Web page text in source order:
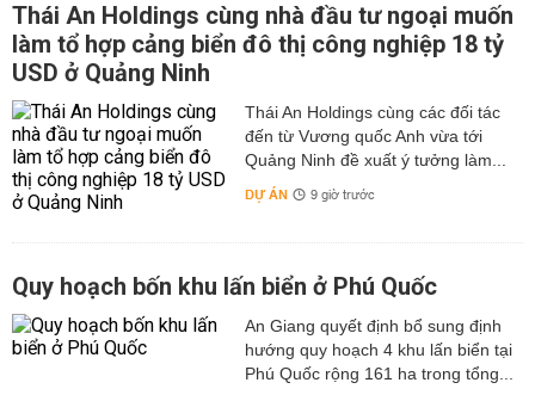
Thái An Holdings cùng nhà đầu tư ngoại muốn
làm tổ hợp cảng biển đô thị công nghiệp 18 tỷ
USD ở Quảng Ninh
Thái An Holdings cùng các đối tác
đến từ Vương quốc Anh vừa tới
Quảng Ninh đề xuất ý tưởng làm...
DỰ ÁN 9 giờ trước
Quy hoạch bốn khu lấn biển ở Phú Quốc
An Giang quyết định bổ sung định
hướng quy hoạch 4 khu lấn biển tại
Phú Quốc rộng 161 ha trong tổng...